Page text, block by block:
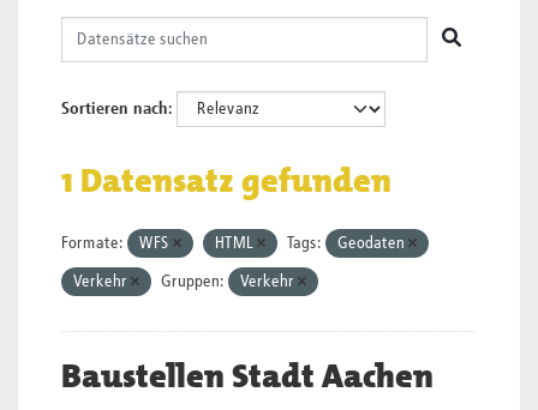
Sortieren nach
1 Datensatz gefunden
Formate: WFS HTML Tags: Geodaten
Verkehr Gruppen: Verkehr
Baustellen Stadt Aachen